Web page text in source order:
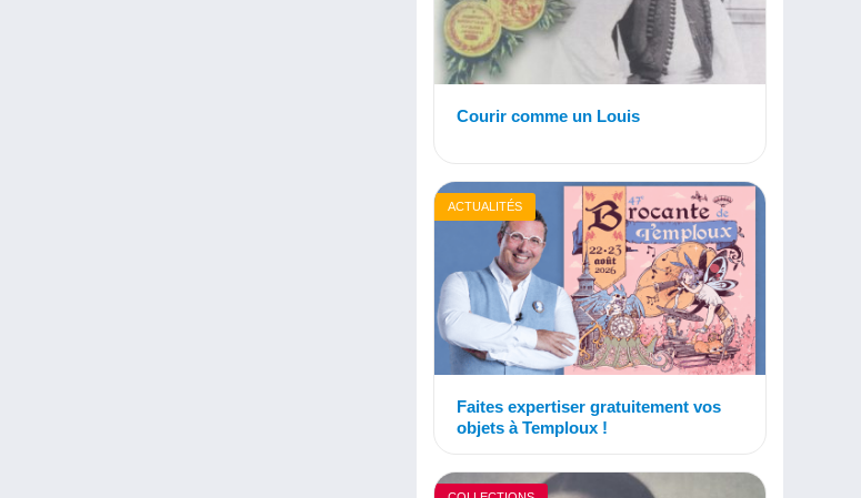
Courir comme un Louis
ACTUALITÉS
Faites expertiser gratuitement vos
objets à Temploux !